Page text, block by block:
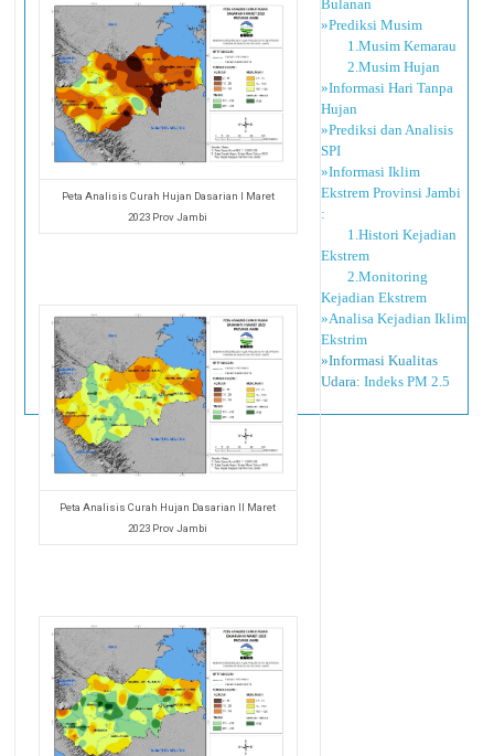
Peta Analisis Curah Hujan Dasarian I Maret
2023 Prov Jambi
Peta Analisis Curah Hujan Dasarian II Maret
2023 Prov Jambi
Bulanan
»Prediksi Musim
1.Musim Kemarau
2.Musim Hujan
»Informasi Hari Tanpa
Hujan
»Prediksi dan Analisis
SPI
»Informasi Iklim
Ekstrem Provinsi Jambi
:
1.Histori Kejadian
Ekstrem
2.Monitoring
Kejadian Ekstrem
»Analisa Kejadian Iklim
Ekstrim
»Informasi Kualitas
Udara: Indeks PM 2.5